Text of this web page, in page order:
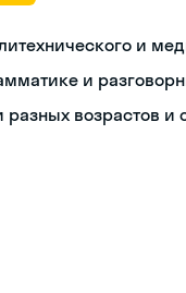
и
и
разных возрастов и